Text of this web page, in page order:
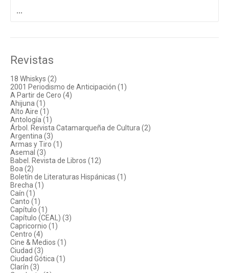
Revistas
18 Whiskys (2)
2001 Periodismo de Anticipación (1)
A Partir de Cero (4)
Ahijuna (1)
Alto Aire (1)
Antología (1)
Árbol. Revista Catamarqueña de Cultura (2)
Argentina (3)
Armas y Tiro (1)
Asemal (3)
Babel. Revista de Libros (12)
Boa (2)
Boletín de Literaturas Hispánicas (1)
Brecha (1)
Caín (1)
Canto (1)
Capítulo (1)
Capítulo (CEAL) (3)
Capricornio (1)
Centro (4)
Cine & Medios (1)
Ciudad (3)
Ciudad Gótica (1)
Clarín (3)